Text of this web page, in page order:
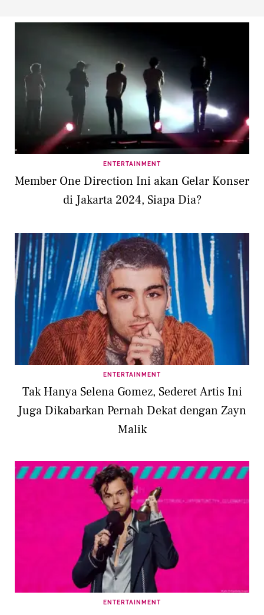
ENTERTAINMENT
Member One Direction Ini akan Gelar Konser
di Jakarta 2024, Siapa Dia?
ENTERTAINMENT
Tak Hanya Selena Gomez, Sederet Artis Ini
Juga Dikabarkan Pernah Dekat dengan Zayn
Malik
ENTERTAINMENT